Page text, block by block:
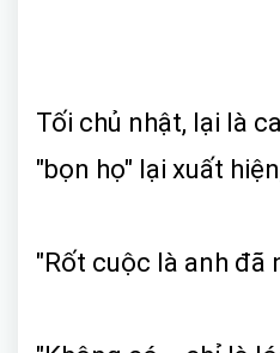
Tối chủ nhật, lại là
"bọn họ" lại xuất
"Rốt cuộc là anh đã